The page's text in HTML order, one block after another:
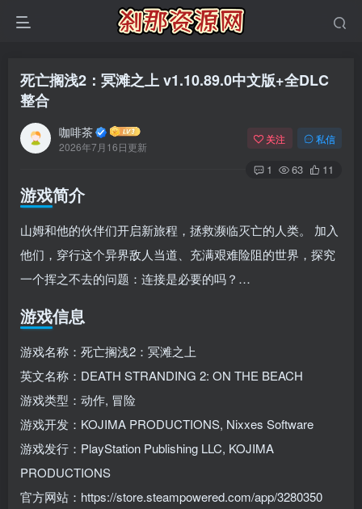
死亡搁浅2：冥滩之上 v1.10.89.0中文版+全DLC
整合
咖啡茶
2026年7月16日更新
关注 私信
1 63 11
游戏简介
山姆和他的伙伴们开启新旅程，拯救濒临灭亡的人类。 加入
他们，穿行这个异界敌人当道、充满艰难险阻的世界，探究
一个挥之不去的问题：连接是必要的吗？…
游戏信息
游戏名称：死亡搁浅2：冥滩之上
英文名称：DEATH STRANDING 2: ON THE BEACH
游戏类型：动作, 冒险
游戏开发：KOJIMA PRODUCTIONS, Nixxes Software
游戏发行：PlayStation Publishing LLC, KOJIMA
PRODUCTIONS
官方网站：https://store.steampowered.com/app/3280350